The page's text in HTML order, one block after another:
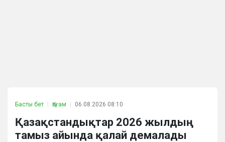
Басты бет Қоғам 06.08.2026 08:10
Қазақстандықтар 2026 жылдың
тамыз айында қалай демалады